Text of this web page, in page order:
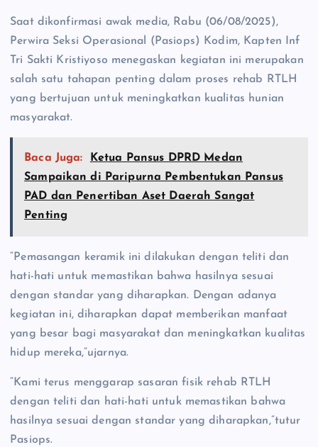
Saat dikonfirmasi awak media, Rabu (06/08/2025),
Perwira Seksi Operasional (Pasiops) Kodim, Kapten Inf
Tri Sakti Kristiyoso menegaskan kegiatan ini merupakan
salah satu tahapan penting dalam proses rehab RTLH
yang bertujuan untuk meningkatkan kualitas hunian
masyarakat.
Baca Juga:
Ketua Pansus DPRD Medan
Sampaikan di Paripurna Pembentukan Pansus
PAD dan Penertiban Aset Daerah Sangat
Penting
“Pemasangan keramik ini dilakukan dengan teliti dan
hati-hati untuk memastikan bahwa hasilnya sesuai
dengan standar yang diharapkan. Dengan adanya
kegiatan ini, diharapkan dapat memberikan manfaat
yang besar bagi masyarakat dan meningkatkan kualitas
hidup mereka,”ujarnya.
“Kami terus menggarap sasaran fisik rehab RTLH
dengan teliti dan hati-hati untuk memastikan bahwa
hasilnya sesuai dengan standar yang diharapkan,”tutur
Pasiops.